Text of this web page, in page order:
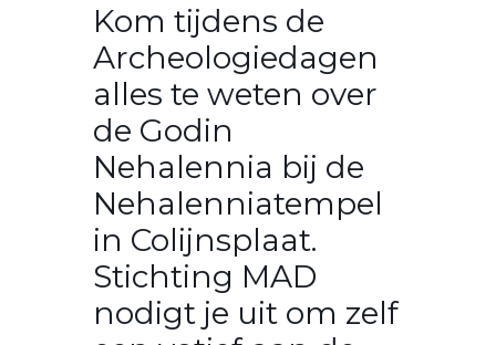
Kom tijdens de
Archeologiedagen
alles te weten over
de Godin
Nehalennia bij de
Nehalenniatempel
in Colijnsplaat.
Stichting MAD
nodigt je uit om zelf